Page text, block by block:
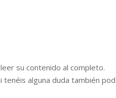
su contenido al completo.
tenéis alguna duda también